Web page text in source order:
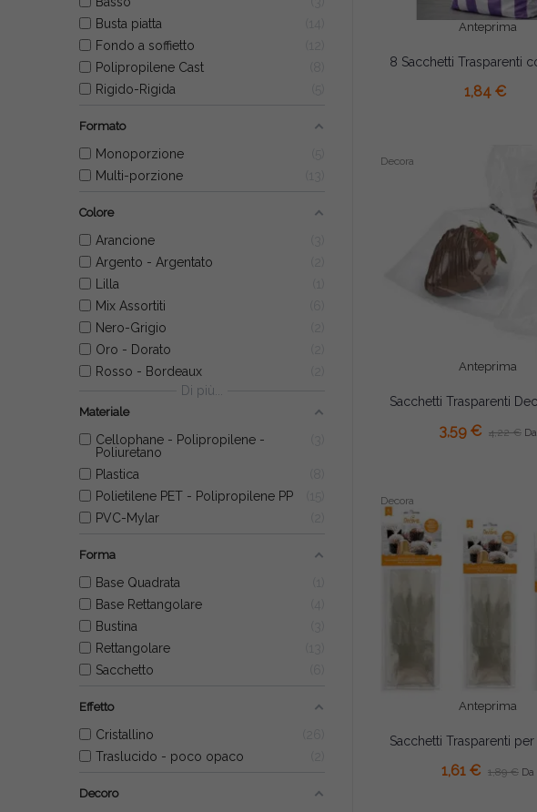
Busta piatta
Fondo a soffietto
Polipropilene Cast
Rigido-Rigida
Formato
Monoporzione
Multi-porzione
Colore
Arancione
Argento - Argentato
Lilla
Mix Assortiti
Nero-Grigio
Oro - Dorato
Rosso - Bordeaux
Di più...
Materiale
Cellophane - Polipropilene -
Poliuretano
Plastica
Polietilene PET - Polipropilene PP
PVC-Mylar
Forma
Base Quadrata
Base Rettangolare
Bustina
Rettangolare
Sacchetto
Effetto
Cristallino
Traslucido - poco opaco
Decoro
Anteprima
1,84 €
Anteprima
Decora
3,59 € 4,22 € Da
Anteprima
Decora
1,61 € 1,89 € Da